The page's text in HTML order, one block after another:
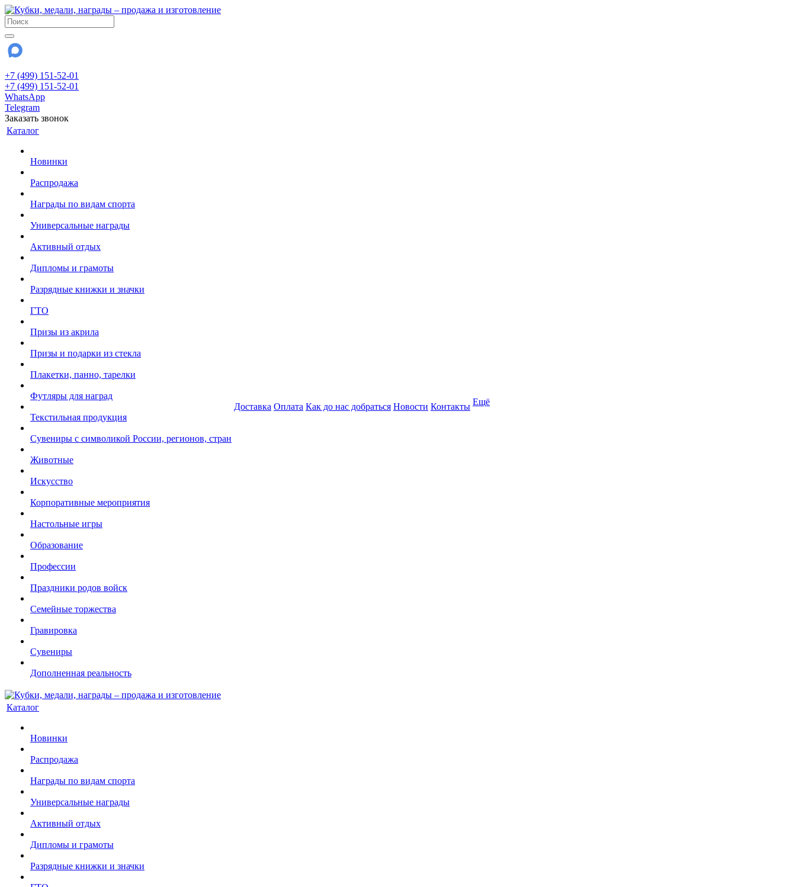
+7 (499) 151-52-01
+7 (499) 151-52-01
WhatsApp
Telegram
Заказать звонок
Каталог
Новинки
Распродажа
Награды по видам спорта
Универсальные награды
Активный отдых
Дипломы и грамоты
Разрядные книжки и значки
ГТО
Призы из акрила
Призы и подарки из стекла
Плакетки, панно, тарелки
Футляры для наград
Текстильная продукция
Сувениры с символикой России, регионов, стран
Животные
Искусство
Корпоративные мероприятия
Настольные игры
Образование
Профессии
Праздники родов войск
Семейные торжества
Гравировка
Сувениры
Дополненная реальность
Доставка Оплата Как до нас добраться Новости Контакты Ещё
Каталог
Новинки
Распродажа
Награды по видам спорта
Универсальные награды
Активный отдых
Дипломы и грамоты
Разрядные книжки и значки